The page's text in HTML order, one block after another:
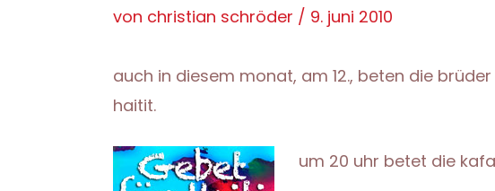
von christian schröder / 9. juni 2010
auch in diesem monat, am 12., beten die
haitit.
um 20 uhr betet die